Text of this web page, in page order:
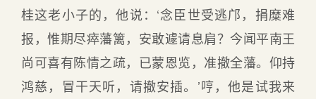
桂这老小子的，他说：‘念臣世受逃邝，捐糜难
报，惟期尽瘁藩篱，安敢遽请息肩？今闻平南王
尚可喜有陈情之疏，已蒙恩览，准撤全藩。仰持
鸿慈，冒干天听，请撤安插。’哼，他是试我来